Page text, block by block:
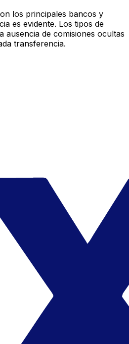
los principales bancos y
es evidente. Los tipos de
ausencia de comisiones ocultas
transferencia.